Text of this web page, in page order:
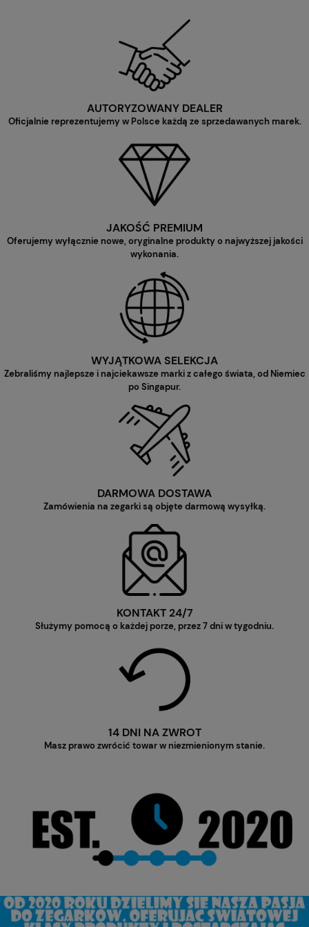
AUTORYZOWANY DEALER
Oficjalnie reprezentujemy w Polsce każdą ze sprzedawanych marek.
JAKOŚĆ PREMIUM
Oferujemy wyłącznie nowe, oryginalne produkty o najwyższej jakości
wykonania.
WYJĄTKOWA SELEKCJA
Zebraliśmy najlepsze i najciekawsze marki z całego świata, od Niemiec
po Singapur.
DARMOWA DOSTAWA
Zamówienia na zegarki są objęte darmową wysyłką.
KONTAKT 24/7
Służymy pomocą o każdej porze, przez 7 dni w tygodniu.
14 DNI NA ZWROT
Masz prawo zwrócić towar w niezmienionym stanie.